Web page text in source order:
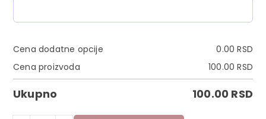
Cena dodatne opcije 0.00RSD
Cena proizvoda
100.00RSD
Ukupno 100.00 RSD